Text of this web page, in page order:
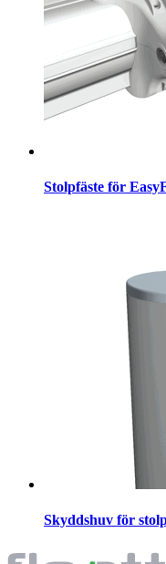
Stolpfäste för
Skyddshuv för